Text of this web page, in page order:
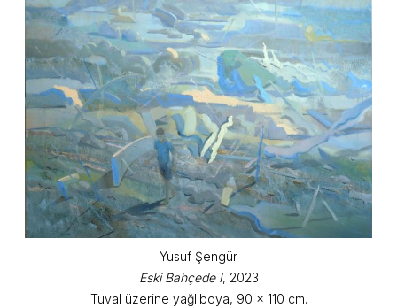
Yusuf Şengür
Eski Bahçede I, 2023
Tuval üzerine yağlıboya, 90 x 110 cm.